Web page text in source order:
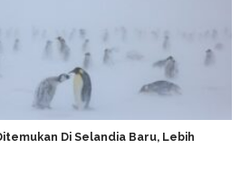
Di Selandia Baru, Lebih